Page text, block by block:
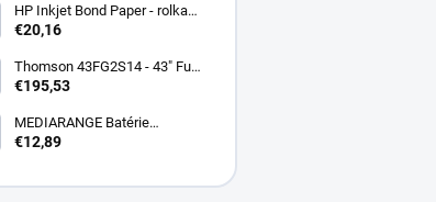
850nm VCSEL, LC dup., DMI ,
DELL komp.. SFP-PLUS-SR-
HP Inkjet Bond Paper - rolka
24'' Q1396A
€20,16
Thomson 43FG2S14 - 43" Full
HD, Google TV, LED, čierny
€195,53
MEDIARANGE Batérie
nabíjateľné AAA, USB-C, 4ks
€12,89